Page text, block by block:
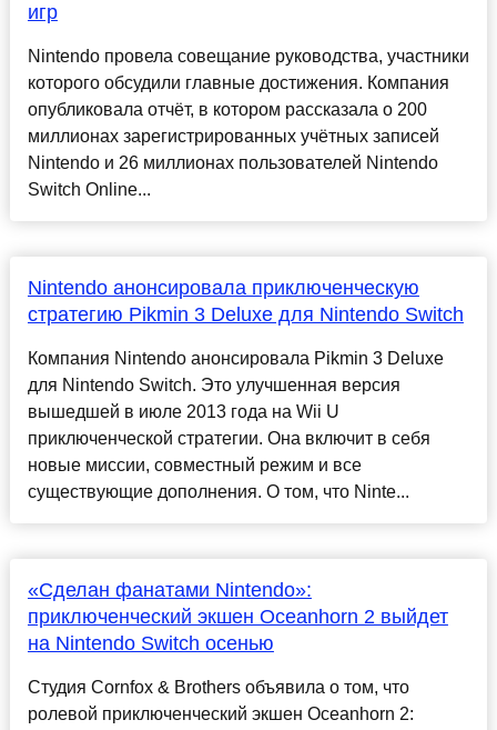
игр
Nintendo провела совещание руководства, участники
которого обсудили главные достижения. Компания
опубликовала отчёт, в котором рассказала о 200
миллионах зарегистрированных учётных записей
Nintendo и 26 миллионах пользователей Nintendo
Switch Online...
Nintendo анонсировала приключенческую
стратегию Pikmin 3 Deluxe для Nintendo Switch
Компания Nintendo анонсировала Pikmin 3 Deluxe
для Nintendo Switch. Это улучшенная версия
вышедшей в июле 2013 года на Wii U
приключенческой стратегии. Она включит в себя
новые миссии, совместный режим и все
существующие дополнения. О том, что Ninte...
«Сделан фанатами Nintendo»:
приключенческий экшен Oceanhorn 2 выйдет
на Nintendo Switch осенью
Студия Cornfox & Brothers объявила о том, что
ролевой приключенческий экшен Oceanhorn 2: